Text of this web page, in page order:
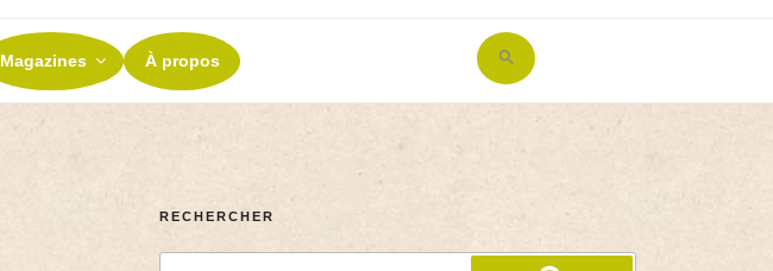
Magazines À propos
Search
for:
RECHERCHER